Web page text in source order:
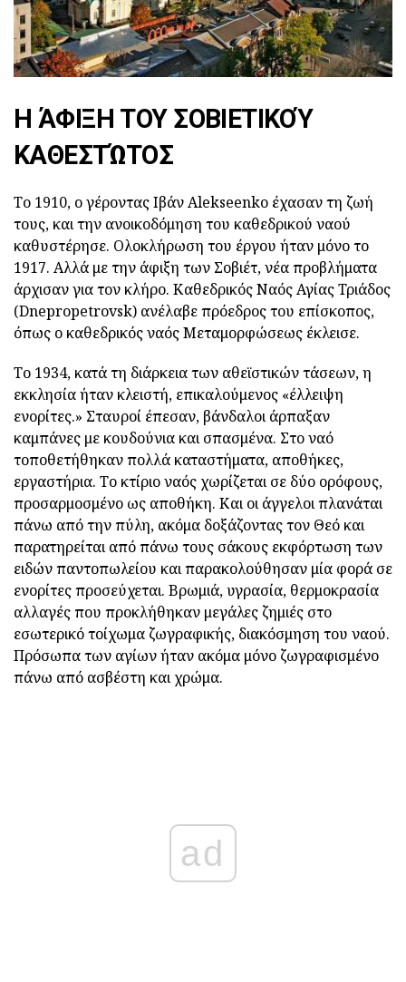
Η ΆΦΙΞΗ ΤΟΥ ΣΟΒΙΕΤΙΚΟΎ
ΚΑΘΕΣΤΏΤΟΣ
Το 1910, ο γέροντας Ιβάν Alekseenko έχασαν τη ζωή
τους, και την ανοικοδόμηση του καθεδρικού ναού
καθυστέρησε. Ολοκλήρωση του έργου ήταν μόνο το
1917. Αλλά με την άφιξη των Σοβιέτ, νέα προβλήματα
άρχισαν για τον κλήρο. Καθεδρικός Ναός Αγίας Τριάδος
(Dnepropetrovsk) ανέλαβε πρόεδρος του επίσκοπος,
όπως ο καθεδρικός ναός Μεταμορφώσεως έκλεισε.
Το 1934, κατά τη διάρκεια των αθεϊστικών τάσεων, η
εκκλησία ήταν κλειστή, επικαλούμενος «έλλειψη
ενορίτες.» Σταυροί έπεσαν, βάνδαλοι άρπαξαν
καμπάνες με κουδούνια και σπασμένα. Στο ναό
τοποθετήθηκαν πολλά καταστήματα, αποθήκες,
εργαστήρια. Το κτίριο ναός χωρίζεται σε δύο ορόφους,
προσαρμοσμένο ως αποθήκη. Και οι άγγελοι πλανάται
πάνω από την πύλη, ακόμα δοξάζοντας τον Θεό και
παρατηρείται από πάνω τους σάκους εκφόρτωση των
ειδών παντοπωλείου και παρακολούθησαν μία φορά σε
ενορίτες προσεύχεται. Βρωμιά, υγρασία, θερμοκρασία
αλλαγές που προκλήθηκαν μεγάλες ζημιές στο
εσωτερικό τοίχωμα ζωγραφικής, διακόσμηση του ναού.
Πρόσωπα των αγίων ήταν ακόμα μόνο ζωγραφισμένο
πάνω από ασβέστη και χρώμα.
ad